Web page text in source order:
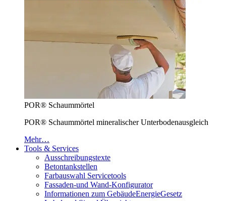
POR® Schaummörtel
POR® Schaummörtel mineralischer Unterbodenausgleich
Mehr…
Tools & Services
Ausschreibungstexte
Betontankstellen
Farbauswahl Servicetools
Fassaden-und Wand-Konfigurator
Informationen zum GebäudeEnergieGesetz